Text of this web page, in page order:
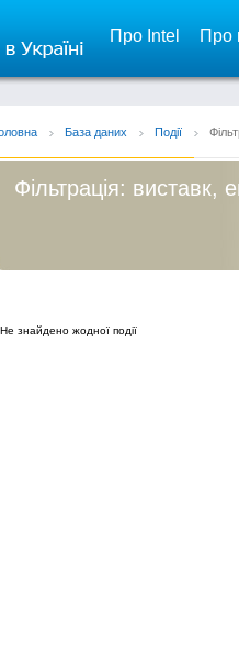
Про Intel Про
База даних Події
Фільтрація: виставк,
Не знайдено жодної події